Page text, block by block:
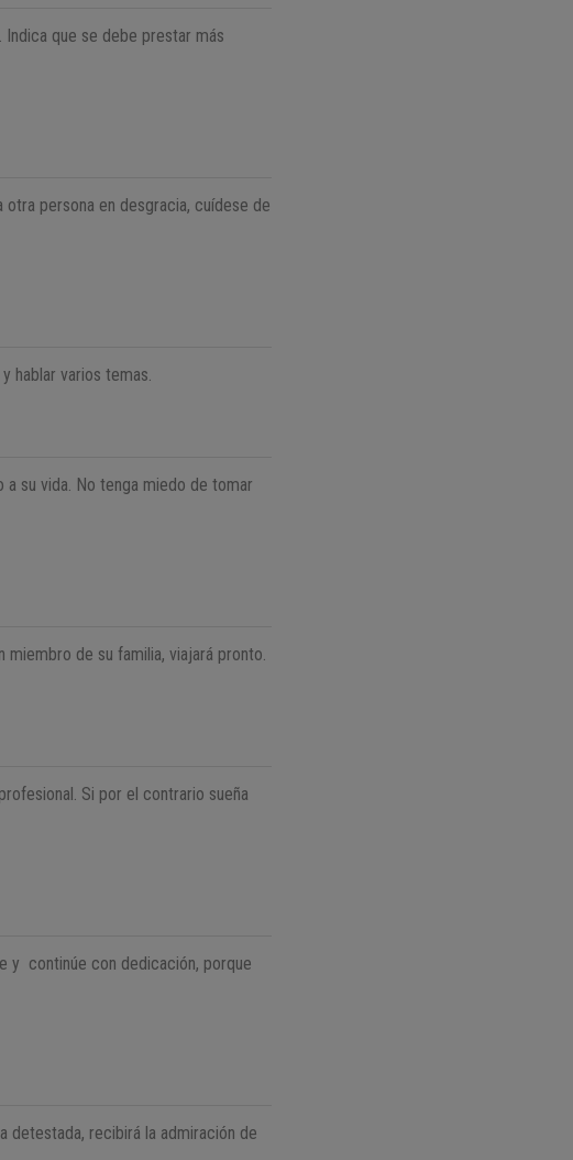
que se debe prestar más
persona en desgracia, cuídese de
hablar varios temas.
a su vida. No tenga miedo de tomar
miembro de su familia, viajará pronto.
Si por el contrario sueña
y continúe con dedicación, porque
detestada, recibirá la admiración de